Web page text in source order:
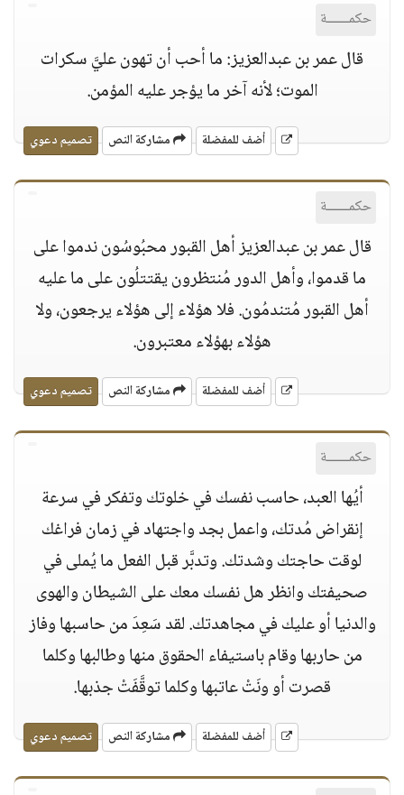
حكمــــــة
قال عمر بن عبدالعزيز: ما أحب أن تهون عليَّ سكرات
الموت؛ لأنه آخر ما يؤجر عليه المؤمن.
أضف للمفضلة مشاركة النص تصميم دعوي
حكمــــــة
قال عمر بن عبدالعزيز أهل القبور محبُوسُون ندموا على
ما قدموا، وأهل الدور مُنتظرون يقتتلُون على ما عليه
أهل القبور مُتندمُون. فلا هؤلاء إلى هؤلاء يرجعون، ولا
هؤلاء بهؤلاء معتبرون.
أضف للمفضلة مشاركة النص تصميم دعوي
حكمــــــة
أيُها العبد، حاسب نفسك في خلوتك وتفكر في سرعة
إنقراض مُدتك، واعمل بجد واجتهاد في زمان فراغك
لوقت حاجتك وشدتك. وتدبَّر قبل الفعل ما يُملى في
صحيفتك وانظر هل نفسك معك على الشيطان والهوى
والدنيا أو عليك في مجاهدتك. لقد سَعِدَ من حاسبها وفاز
من حاربها وقام باستيفاء الحقوق منها وطالبها وكلما
قصرت أو ونَتْ عاتبها وكلما توقَّفَتْ جذبها.
أضف للمفضلة مشاركة النص تصميم دعوي